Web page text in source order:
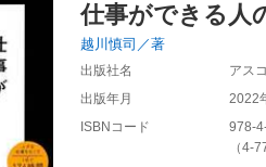
仕事ができる人
越川慎司／著
出版社名
アス
出版年月
2022
ISBNコード
978-
（4-